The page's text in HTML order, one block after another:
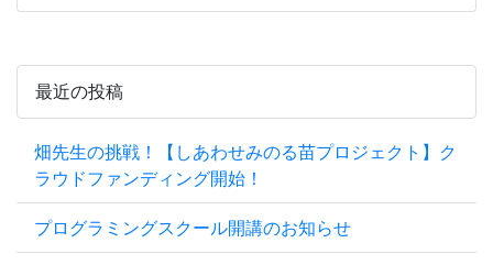
最近の投稿
畑先生の挑戦！【しあわせみのる苗プロジェクト】ク
ラウドファンディング開始！
プログラミングスクール開講のお知らせ